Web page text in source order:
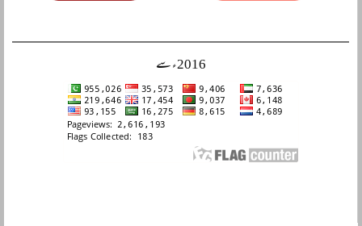
2016ء سے